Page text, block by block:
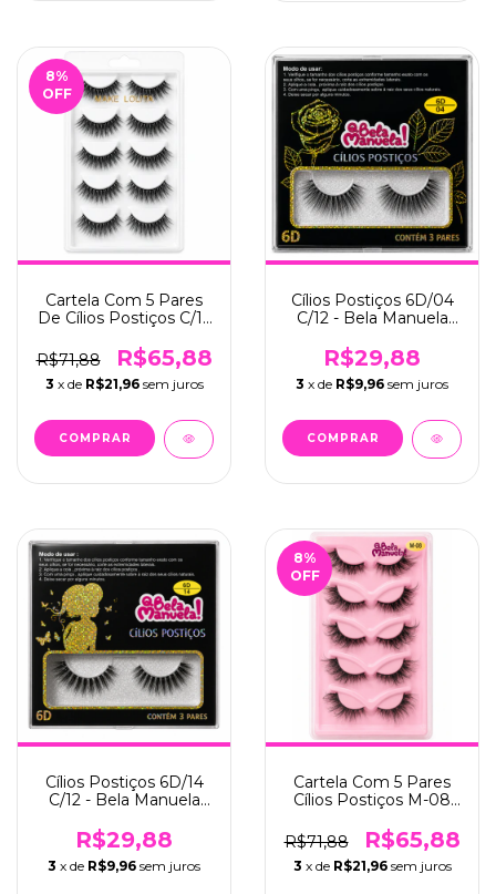
8%
OFF
Cartela Com 5 Pares
De Cílios Postiços C/12
R$71,88
R$65,88
3 x de R$21,96 sem juros
Cílios Postiços 6D/04
C/12 - Bela Manuela
R$29,88
3 x de R$9,96 sem juros
Cílios Postiços 6D/14
C/12 - Bela Manuela
R$29,88
3 x de R$9,96 sem juros
8%
OFF
Cartela Com 5 Pares
Cílios Postiços M-08
(QBM-668-8)
R$71,88 R$65,88
3 x de R$21,96 sem juros